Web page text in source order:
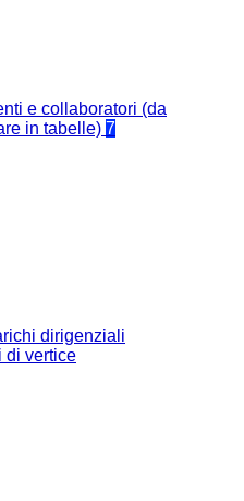
e collaboratori (da
in tabelle) 7
dirigenziali
di vertice